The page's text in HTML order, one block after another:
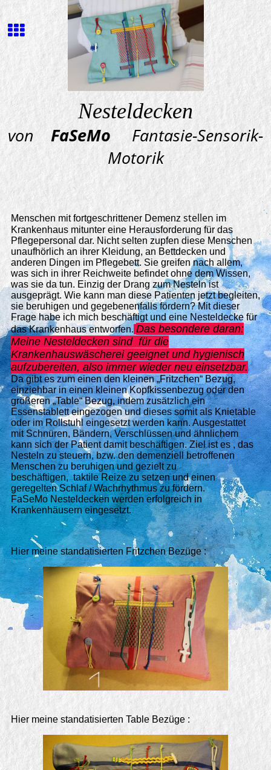
Nesteldecken
von FaSeMo
Fantasie-Sensorik-
Motorik
Menschen mit fortgeschrittener Demenz stellen im
Krankenhaus mitunter eine Herausforderung für das
Pflegepersonal dar. Nicht selten zupfen diese Menschen
unaufhörlich an ihrer Kleidung, an Bettdecken und
anderen Dingen im Pflegebett. Sie greifen nach allem,
was sich in ihrer Reichweite befindet ohne dem Wissen,
was sie da tun. Einzig der Drang zum Nesteln ist
ausgeprägt. Wie kann man diese Patienten jetzt begleiten,
sie beruhigen und gegebenenfalls fördern? Mit dieser
Frage habe ich mich beschäftigt und eine Nesteldecke für
das Krankenhaus entworfen. Das besondere daran:
Meine Nesteldecken sind für die
Krankenhauswäscherei geeignet und hygienisch
aufzubereiten, also immer wieder neu einsetzbar.
Da gibt es zum einen den kleinen „Fritzchen“ Bezug,
einziehbar in einen kleinen Kopfkissenbezug oder den
größeren „Table“ Bezug, indem zusätzlich ein
Essenstablett eingezogen und dieses somit als Knietable
oder im Rollstuhl eingesetzt werden kann. Ausgestattet
mit Schnüren, Bändern, Verschlüssen und ähnlichem
kann sich der Patient damit beschäftigen. Ziel ist es , das
Nesteln zu steuern, bzw. den demenziell betroffenen
Menschen zu beruhigen und gezielt zu
beschäftigen, taktile Reize zu setzen und einen
geregelten Schlaf / Wachrhythmus zu fördern.
FaSeMo Nesteldecken werden erfolgreich in
Krankenhäusern eingesetzt.
Hier meine standatisierten Fritzchen Bezüge :
Hier meine standatisierten Table Bezüge :